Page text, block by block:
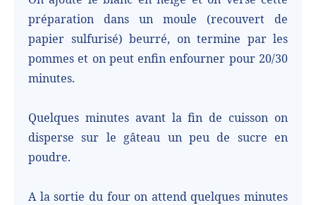
préparation dans un moule (recouvert de
papier sulfurisé) beurré, on termine par les
pommes et on peut enfin enfourner pour 20/30
minutes.
Quelques minutes avant la fin de cuisson on
disperse sur le gâteau un peu de sucre en
poudre.
A la sortie du four on attend quelques minutes